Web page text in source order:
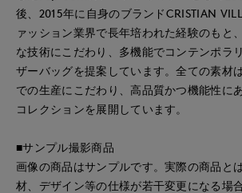
後、2015年に自身のブランドCRISTIAN
ァッション業界で長年培われた経験のもと
な技術にこだわり、多機能でコンテンポラ
ザーバッグを提案しています。全ての素材
での生産にこだわり、高品質かつ機能性に
コレクションを展開しています。
■サンプル撮影商品
画像の商品はサンプルです。実際の商品と
材、デザイン等の仕様が若干変更になる場